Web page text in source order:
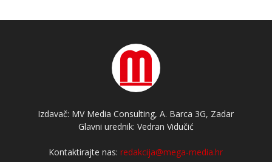
Izdavač: MV Media Consulting, A. Barca 3G, Zadar
Glavni urednik: Vedran Vidučić
Kontaktirajte nas:redakcija@mega-media.hr